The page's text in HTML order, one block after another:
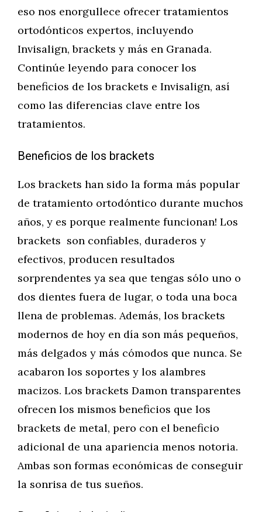
eso nos enorgullece ofrecer tratamientos
ortodónticos expertos, incluyendo
Invisalign, brackets y más en Granada.
Continúe leyendo para conocer los
beneficios de los brackets e Invisalign, así
como las diferencias clave entre los
tratamientos.
Beneficios de los brackets
Los brackets han sido la forma más popular
de tratamiento ortodóntico durante muchos
años, y es porque realmente funcionan! Los
brackets son confiables, duraderos y
efectivos, producen resultados
sorprendentes ya sea que tengas sólo uno o
dos dientes fuera de lugar, o toda una boca
llena de problemas. Además, los brackets
modernos de hoy en día son más pequeños,
más delgados y más cómodos que nunca. Se
acabaron los soportes y los alambres
macizos. Los brackets Damon transparentes
ofrecen los mismos beneficios que los
brackets de metal, pero con el beneficio
adicional de una apariencia menos notoria.
Ambas son formas económicas de conseguir
la sonrisa de tus sueños.